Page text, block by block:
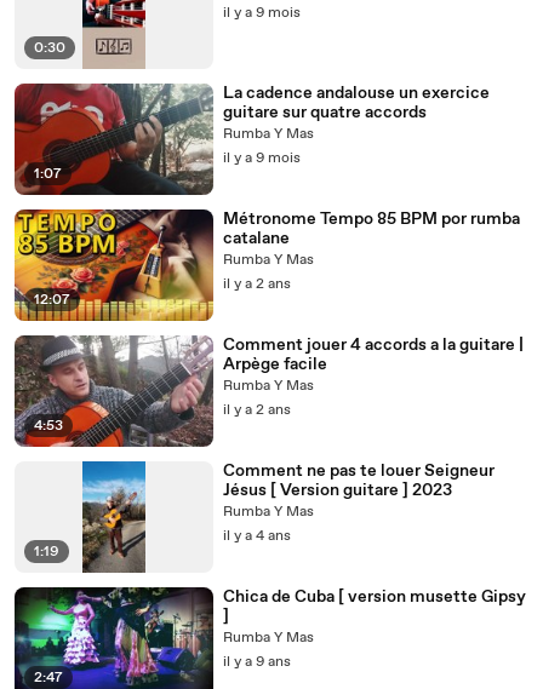
0:30
il y a 9 mois
1:07
La cadence andalouse un exercice
guitare sur quatre accords
Rumba Y Mas
il y a 9 mois
12:07
Métronome Tempo 85 BPM por rumba
catalane
Rumba Y Mas
il y a 2 ans
4:53
Comment jouer 4 accords a la guitare |
Arpège facile
Rumba Y Mas
il y a 2 ans
1:19
Comment ne pas te louer Seigneur
Jésus [ Version guitare ] 2023
Rumba Y Mas
il y a 4 ans
2:47
Chica de Cuba [ version musette Gipsy
]
Rumba Y Mas
il y a 9 ans